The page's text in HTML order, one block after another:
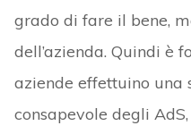
grado di fare il bene,
dell’azienda. Quindi è
aziende effettuino una
consapevole degli